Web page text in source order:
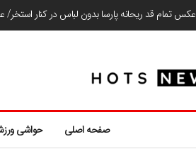
عکس تمام قد ریحانه پارسا بدون لباس در کنار
صفحه اصلی حواشی